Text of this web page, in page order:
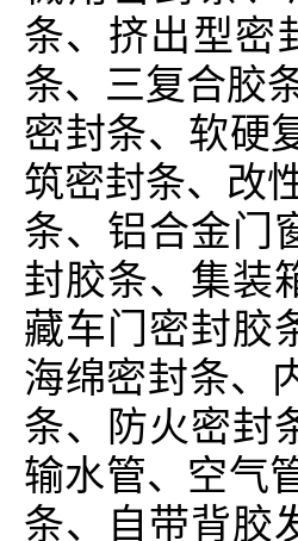
条、挤出型密
条、三复合胶
密封条、软硬
筑密封条、改
条、铝合金门
封胶条、集装
藏车门密封胶
海绵密封条、
条、防火密封
输水管、空气
条、自带背胶